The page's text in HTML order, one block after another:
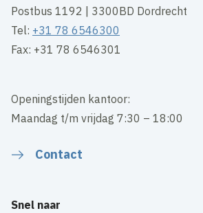
Postbus 1192 | 3300BD Dordrecht
Tel: +31 78 6546300
Fax: +31 78 6546301
Openingstijden kantoor:
Maandag t/m vrijdag 7:30 – 18:00
Contact
Snel naar